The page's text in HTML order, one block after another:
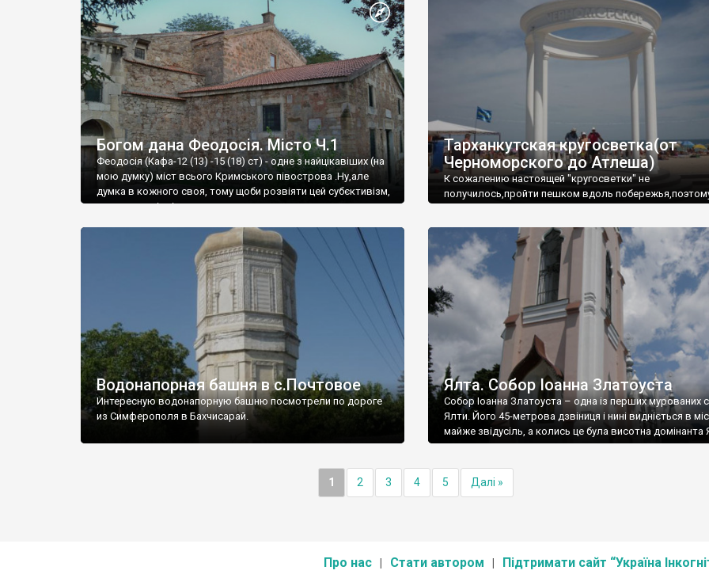
Богом дана Феодосія. Місто Ч.1
Феодосія (Кафа-12 (13) -15 (18) ст) - одне з найцікавіших (на
мою думку) міст всього Кримського півострова .Ну,але
думка в кожного своя, тому щоби розвіяти цей субєктивізм,
запрошую відвідати це
Тарханкутская кругосветка(от
Черноморского до Атлеша)
К сожалению настоящей "кругосветки" не
получилось,пройти пешком вдоль
Водонапорная башня в с.Почтовое
Интересную водонапорную башню посмотрели по дороге
из Симферополя в Бахчисарай.
Ялта. Собор Іоанна Златоуста
Собор Іоанна Златоуста – одна із перших мурованих
Ялти. Його 45-метрова дзвіниця і нині видніється в
майже звідусіль, а колись це була висотна домінанта
1 2 3 4 5 Далі »
Про нас Стати автором Підтримати сайт “Україна